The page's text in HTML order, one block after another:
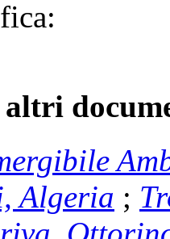
Algeria ;